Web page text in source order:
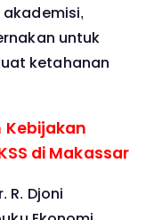
untuk
ketahanan
di Makassar
R. Djoni